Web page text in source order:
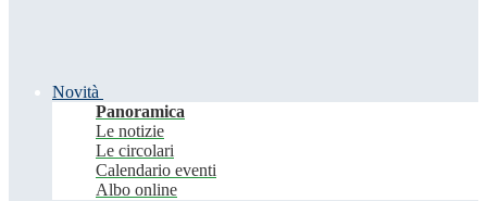
Novità
Panoramica
Le notizie
Le circolari
Calendario eventi
Albo online